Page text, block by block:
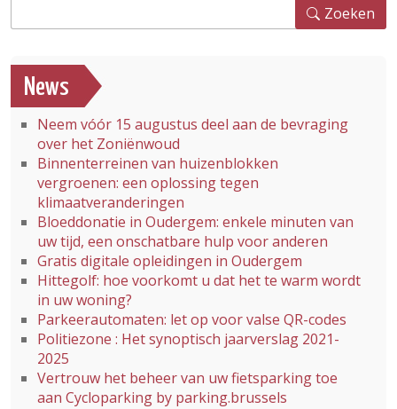
Zoeken
News
Neem vóór 15 augustus deel aan de bevraging
over het Zoniënwoud
Binnenterreinen van huizenblokken
vergroenen: een oplossing tegen
klimaatveranderingen
Bloeddonatie in Oudergem: enkele minuten van
uw tijd, een onschatbare hulp voor anderen
Gratis digitale opleidingen in Oudergem
Hittegolf: hoe voorkomt u dat het te warm wordt
in uw woning?
Parkeerautomaten: let op voor valse QR-codes
Politiezone : Het synoptisch jaarverslag 2021-
2025
Vertrouw het beheer van uw fietsparking toe
aan Cycloparking by parking.brussels